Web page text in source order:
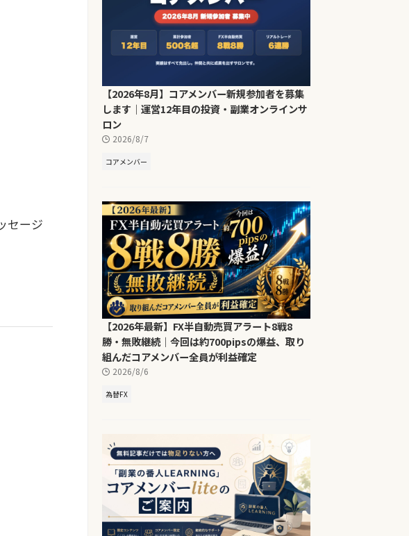
セージ
【2026年8月】コアメンバー新規参加者を募集
します｜運営12年目の投資・副業オンラインサ
ロン
2026/8/7
コアメンバー
【2026年最新】FX半自動売買アラート8戦8
勝・無敗継続｜今回は約700pipsの爆益、取り
組んだコアメンバー全員が利益確定
2026/8/6
為替FX